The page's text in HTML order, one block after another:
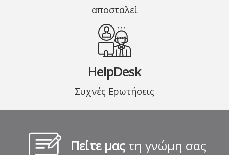
αποσταλεί
HelpDesk
Συχνές Ερωτήσεις
Πείτε μας τη γνώμη σας